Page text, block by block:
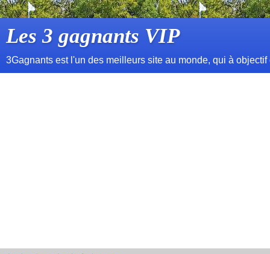
Les 3 gagnants VIP
3Gagnants est l'un des meilleurs site au monde, qui à